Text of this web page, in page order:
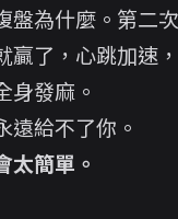
盤為什麼。第二
贏了，心跳加速
身發麻。
遠給不了你。
太簡單。